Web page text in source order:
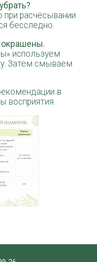
при расчёсывании
бесследно.
используем
Затем смываем
в
восприятия.